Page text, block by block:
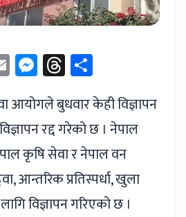
EmailMessenger
Threads
आयोगले बुधवार केही विज्ञापन
रद्द गरेको छ । नेपाल
कृषि सेवा र नेपाल वन
आन्तरिक प्रतिस्पर्धा, खुला
विज्ञापन गरिएको छ ।